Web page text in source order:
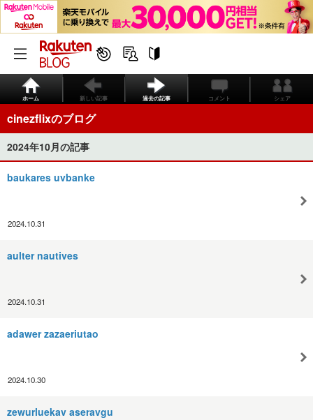
ホーム 新しい記事 過去の記事 コメント シェア
cinezflixのブログ
2024年10月の記事
baukares uvbanke
2024.10.31
aulter nautives
2024.10.31
adawer zazaeriutao
2024.10.30
zewurluekav aseravgu